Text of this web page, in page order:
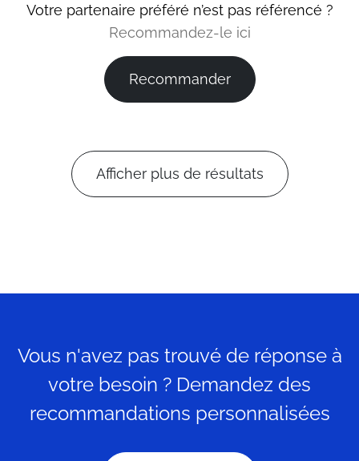
Votre partenaire préféré n’est pas référencé ?
Recommandez-le ici
Recommander
Afficher plus de résultats
Vous n'avez pas trouvé de réponse à
votre besoin ? Demandez des
recommandations personnalisées